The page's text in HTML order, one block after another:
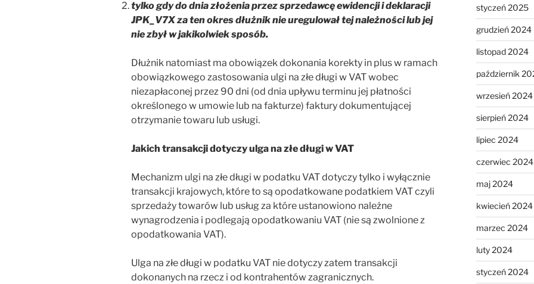
tylko gdy do dnia złożenia przez sprzedawcę ewidencji i deklaracji
JPK_V7X za ten okres dłużnik nie uregulował tej należności lub jej
nie zbył w jakikolwiek sposób.
Dłużnik natomiast ma obowiązek dokonania korekty in plus w ramach
obowiązkowego zastosowania ulgi na złe długi w VAT wobec
niezapłaconej przez 90 dni (od dnia upływu terminu jej płatności
określonego w umowie lub na fakturze) faktury dokumentującej
otrzymanie towaru lub usługi.
Jakich transakcji dotyczy ulga na złe długi w VAT
Mechanizm ulgi na złe długi w podatku VAT dotyczy tylko i wyłącznie
transakcji krajowych, które to są opodatkowane podatkiem VAT czyli
sprzedaży towarów lub usług za które ustanowiono należne
wynagrodzenia i podlegają opodatkowaniu VAT (nie są zwolnione z
opodatkowania VAT).
Ulga na złe długi w podatku VAT nie dotyczy zatem transakcji
dokonanych na rzecz i od kontrahentów zagranicznych.
styczeń 2025
grudzień 2024
listopad 2024
październik
wrzesień 2024
sierpień 2024
lipiec 2024
czerwiec 2024
maj 2024
kwiecień 2024
marzec 2024
luty 2024
styczeń 2024